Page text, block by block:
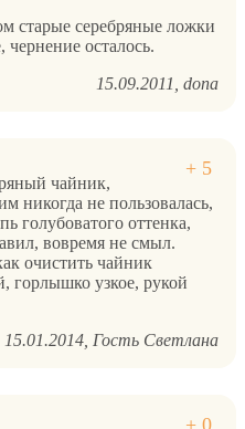
старые серебряные ложки
чернение осталось.
15.09.2011 dona
чайник,
никогда не пользовалась,
голубоватого оттенка,
вовремя не смыл.
очистить чайник
горлышко узкое, рукой
15.01.2014 Гость Светлана